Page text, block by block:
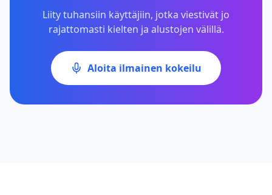
Liity tuhansiin käyttäjiin, jotka viestivät jo
rajattomasti kielten ja alustojen välillä.
Aloita ilmainen kokeilu